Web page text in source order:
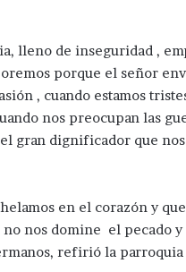
lleno de inseguridad ,
porque el señor
, cuando estamos
nos preocupan las
gran dignificador que
en el corazón y
nos domine el pecado y
refirió la
Eléctrica.
San
Salvador